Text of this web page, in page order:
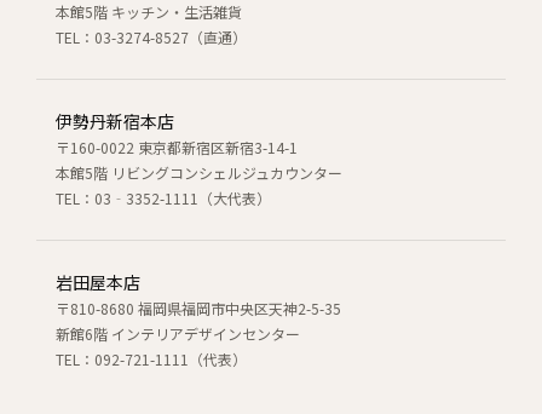
本館5階 キッチン・生活雑貨
TEL：03-3274-8527（直通）
伊勢丹新宿本店
〒160-0022 東京都新宿区新宿3-14-1
本館5階 リビングコンシェルジュカウンター
TEL：03‐3352-1111（大代表）
岩田屋本店
〒810-8680 福岡県福岡市中央区天神2-5-35
新館6階 インテリアデザインセンター
TEL：092-721-1111（代表）